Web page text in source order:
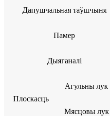
Дапушчальная таўшчыня
Памер
Дыяганалі
Плоскасць
Агульны лук
Мясцовы лук